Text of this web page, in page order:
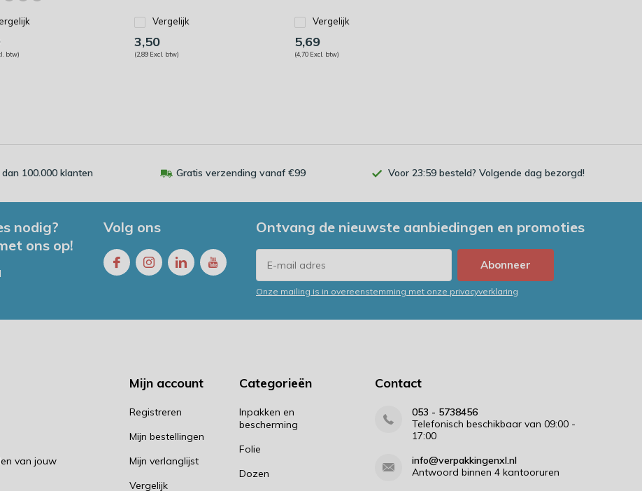
btw)
Vergelijk
3,50
(2,89 Excl. btw)
Vergelijk
5,69
(4,70 Excl. btw)
100.000 klanten Gratis verzending vanaf €99 Voor 23:59 besteld? Volgende dag bezorgd!
nodig?
ons op!
Volg ons Ontvang de nieuwste aanbiedingen en promoties
Abonneer
Onze mailing is in overeenstemming met onze privacyverklaring
van jouw
Mijn account
Registreren
Mijn bestellingen
Mijn verlanglijst
Vergelijk
Categorieën
Inpakken en
bescherming
Folie
Dozen
Contact
053 - 5738456
Telefonisch beschikbaar van 09:00 -
17:00
info@verpakkingenxl.nl
Antwoord binnen 4 kantooruren